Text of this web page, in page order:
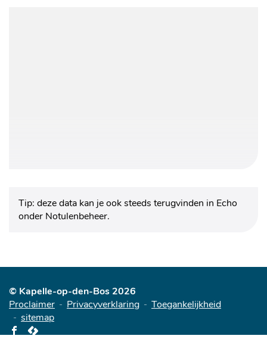
Tip: deze data kan je ook steeds terugvinden in Echo
onder Notulenbeheer.
© Kapelle-op-den-Bos 2026
Proclaimer
Privacyverklaring
Toegankelijkheid
sitemap
Volg